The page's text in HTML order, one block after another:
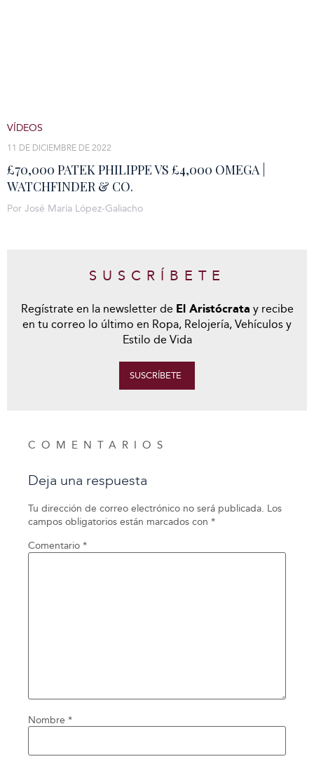
£70,000 PATEK PHILIPPE VS £4,000 OMEGA |
WATCHFINDER & CO.
11 DE DICIEMBRE DE 2022
VÍDEOS
Por José María López-Galiacho
SUSCRÍBETE
Regístrate en la newsletter de El Aristócrata y recibe
en tu correo lo último en Ropa, Relojería, Vehículos y
Estilo de Vida
SUSCRÍBETE
COMENTARIOS
Deja una respuesta
Tu dirección de correo electrónico no será publicada. Los
campos obligatorios están marcados con *
Comentario *
Nombre *